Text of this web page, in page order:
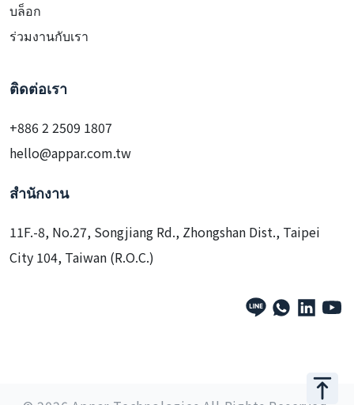
บล็อก
ร่วมงานกับเรา
ติดต่อเรา
+886 2 2509 1807
hello@appar.com.tw
สำนักงาน
11F.-8, No.27, Songjiang Rd., Zhongshan Dist., Taipei
City 104, Taiwan (R.O.C.)